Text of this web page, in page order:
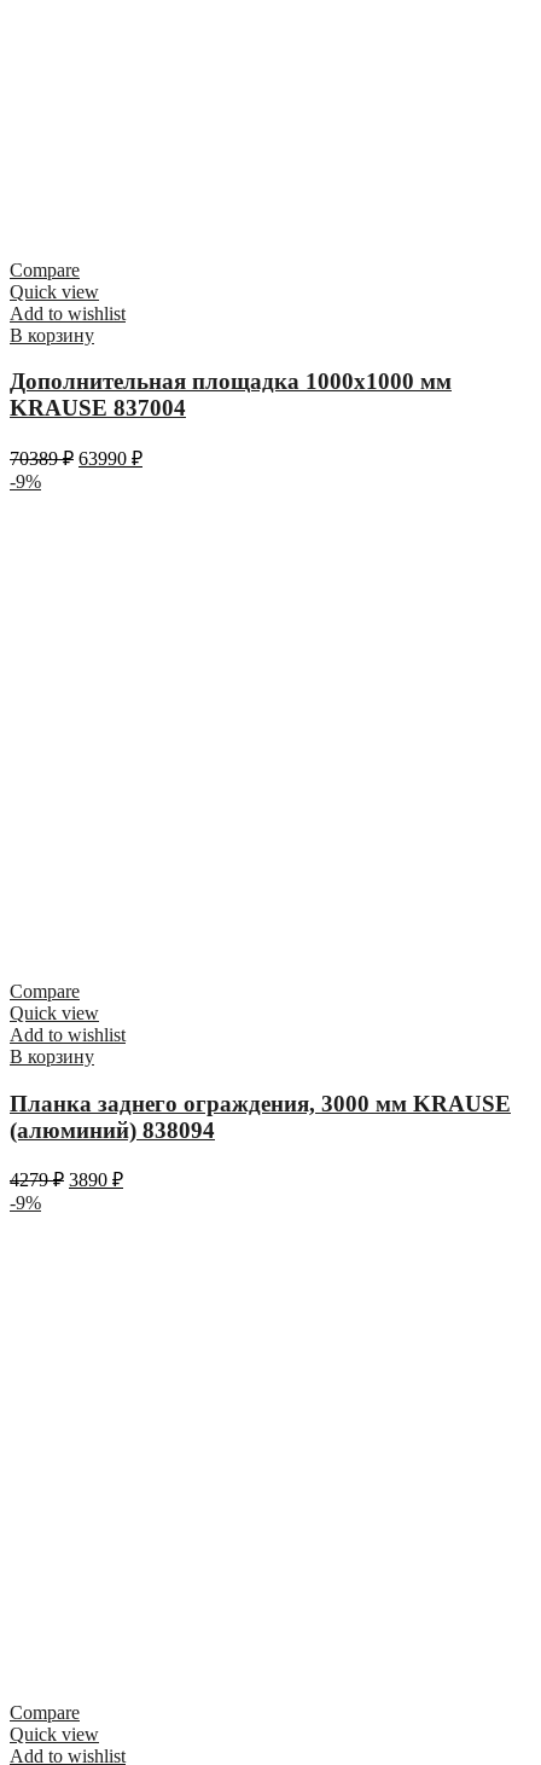
Compare
Quick view
Add to wishlist
В корзину
Дополнительная площадка 1000х1000 мм
KRAUSE 837004
70389₽ 63990 ₽
-9%
Compare
Quick view
Add to wishlist
В корзину
Планка заднего ограждения, 3000 мм KRAUSE
(алюминий) 838094
4279₽ 3890 ₽
-9%
Compare
Quick view
Add to wishlist